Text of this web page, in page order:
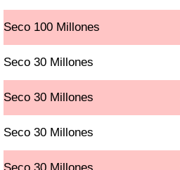
Seco 100 Millones
Seco 30 Millones
Seco 30 Millones
Seco 30 Millones